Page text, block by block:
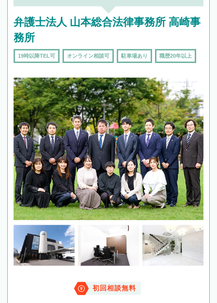
弁護士法人 山本総合法律事務所 高崎事
務所
19時以降TEL可 オンライン相談可 駐車場あり 職歴20年以上
初回相談無料